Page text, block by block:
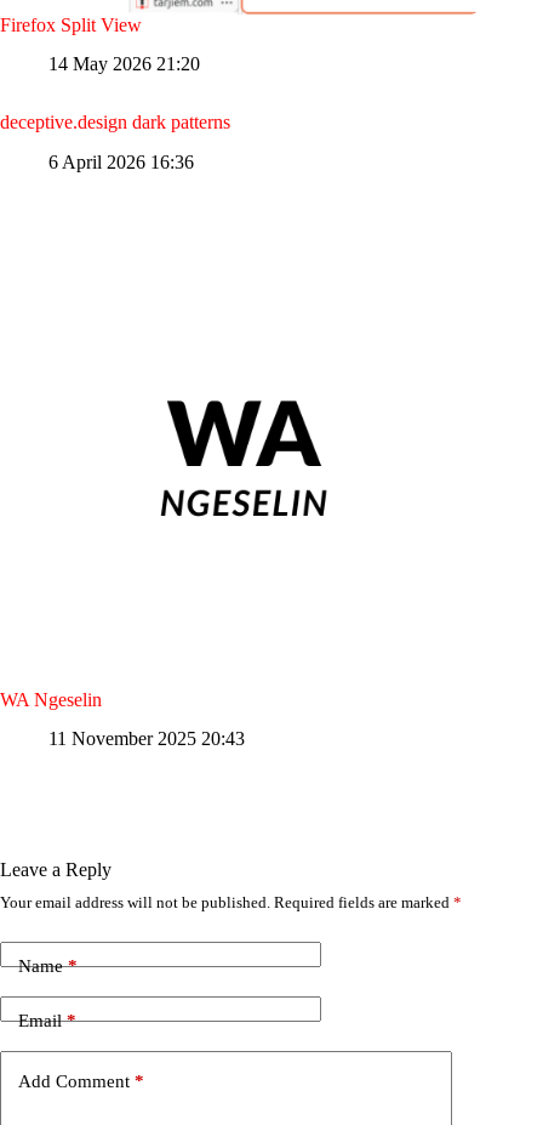
Firefox Split View
14 May 2026 21:20
deceptive.design dark patterns
6 April 2026 16:36
WA Ngeselin
11 November 2025 20:43
Leave a Reply
Your email address will not be published. Required fields are marked *
Name*
Email*
Add Comment *